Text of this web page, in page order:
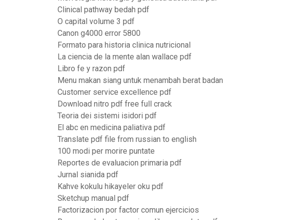
Clinical pathway bedah pdf
O capital volume 3 pdf
Canon g4000 error 5800
Formato para historia clinica nutricional
La ciencia de la mente alan wallace pdf
Libro fe y razon pdf
Menu makan siang untuk menambah berat badan
Customer service excellence pdf
Download nitro pdf free full crack
Teoria dei sistemi isidori pdf
El abc en medicina paliativa pdf
Translate pdf file from russian to english
100 modi per morire puntate
Reportes de evaluacion primaria pdf
Jurnal sianida pdf
Kahve kokulu hikayeler oku pdf
Sketchup manual pdf
Factorizacion por factor comun ejercicios